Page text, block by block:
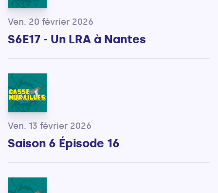
Ven. 20 février 2026
S6E17 - Un LRA à Nantes
Ven. 13 février 2026
Saison 6 Épisode 16